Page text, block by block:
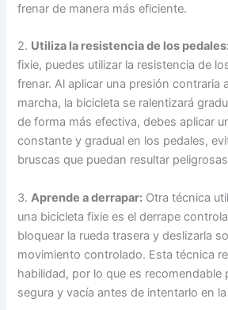
frenar de manera más eficiente.
2. Utiliza la resistencia de los
fixie, puedes utilizar la resistencia de
frenar. Al aplicar una presión contraria
marcha, la bicicleta se ralentizará
de forma más efectiva, debes aplicar
constante y gradual en los pedales,
bruscas que puedan resultar
3.Aprende a derrapar: Otra técnica
una bicicleta fixie es el derrape
bloquear la rueda trasera y deslizarla
movimiento controlado. Esta técnica
habilidad, por lo que es recomendable
segura y vacía antes de intentarlo en